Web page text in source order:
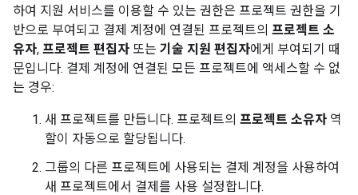
하여 지원 서비스를 이용할 수 있는 권한은 프로젝트 권한을 기
반으로 부여되고 결제 계정에 연결된 프로젝트의 프로젝트 소
유자, 프로젝트 편집자 또는 기술 지원 편집자에게 부여되기 때
문입니다. 결제 계정에 연결된 모든 프로젝트에 액세스할 수 없
는 경우:
새 프로젝트를 만듭니다. 프로젝트의 프로젝트 소유자 역
할이 자동으로 할당됩니다.
그룹의 다른 프로젝트에 사용되는 결제 계정을 사용하여
새 프로젝트에서 결제를 사용 설정합니다.